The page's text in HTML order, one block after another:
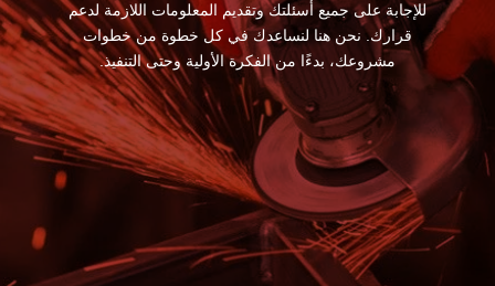
للإجابة على جميع أسئلتك وتقديم المعلومات اللازمة لدعم
قرارك. نحن هنا لنساعدك في كل خطوة من خطوات
مشروعك، بدءًا من الفكرة الأولية وحتى التنفيذ.